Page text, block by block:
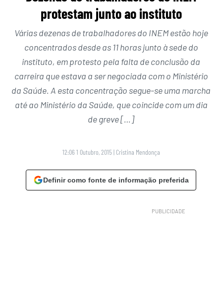
protestam junto ao instituto
Várias dezenas de trabalhadores do INEM estão hoje
concentrados desde as 11 horas junto à sede do
instituto, em protesto pela falta de conclusão da
carreira que estava a ser negociada com o Ministério
da Saúde. A esta concentração segue-se uma marcha
até ao Ministério da Saúde, que coincide com um dia
de greve […]
12:06 1 Outubro, 2015 | Cristina Mendonça
Definir como fonte de informação preferida